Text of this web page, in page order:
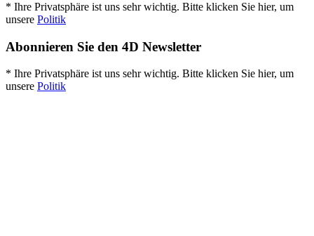
* Ihre Privatsphäre ist uns sehr wichtig. Bitte klicken Sie hier, um
unsere Politik
Abonnieren Sie den 4D Newsletter
* Ihre Privatsphäre ist uns sehr wichtig. Bitte klicken Sie hier, um
unsere Politik